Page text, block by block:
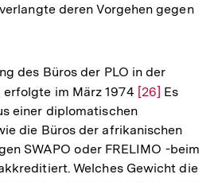
deren Vorgehen gegen
des Büros der PLO in der
im März 1974 Zur
Auflösung
der
Fußnote
[26] Es
einer diplomatischen
die Büros der afrikanischen
SWAPO oder FRELIMO -beim
Welches Gewicht die